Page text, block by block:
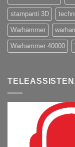
stampanti 3D
Warhammer
Warhammer 40000